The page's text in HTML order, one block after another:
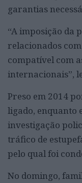
garantias
“A imposição da
relacionados
compatível com
internacionais”,
Preso em 2014
ligado, enquanto
investigação
tráfico de
pelo qual foi
No domingo,